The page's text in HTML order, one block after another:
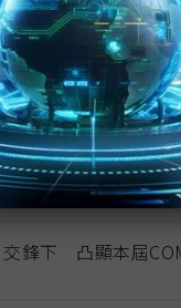
器人 供應鏈看好鴻
2025今年
：多元產品、自主
2.2可成為助AI
鋒下 凸顯本屆